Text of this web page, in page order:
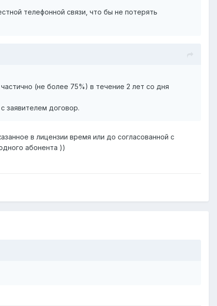
телефонной связи, что бы не потерять
(не более 75%) в течение 2 лет со дня
заявителем договор.
в лицензии время или до согласованной с
абонента ))